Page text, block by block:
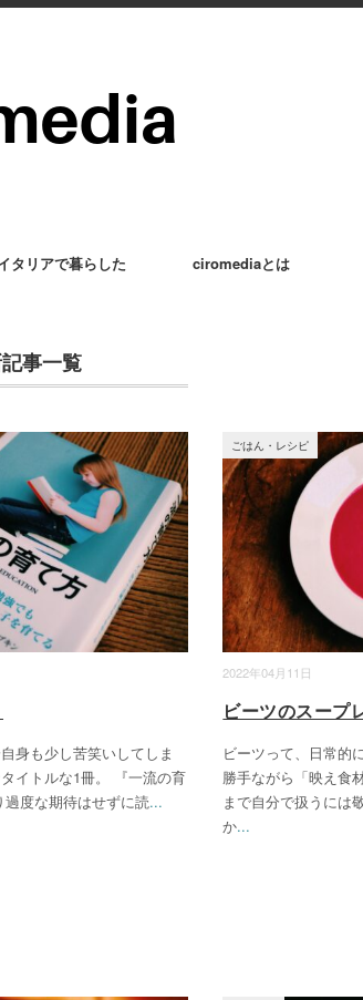
タリアで暮らした ciromediaとは
事一覧
身も少し苦笑いしてしま
イトルな1冊。 『一流の育
度な期待はせずに読...
2022年04月11日
ごはん・レシピ
ビーツのスープ
ビーツって、日常的
勝手ながら「映え食
まで自分で扱うには
か...